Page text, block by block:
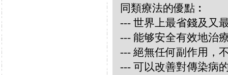
同類療法的優點︰
--- 世界上最省錢及又
--- 能够安全有效地治
--- 絕無任何副作用，
--- 可以改善對傳染病